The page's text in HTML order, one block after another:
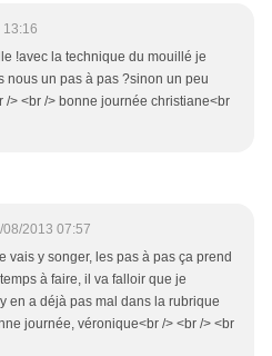
!avec la technique du mouillé je
nous un pas à pas ?sinon un peu
/> <br /> bonne journée christiane<br
08/2013 07:57
vais y songer, les pas à pas ça prend
à faire, il va falloir que je
en a déjà pas mal dans la rubrique
journée, véronique<br /> <br /> <br